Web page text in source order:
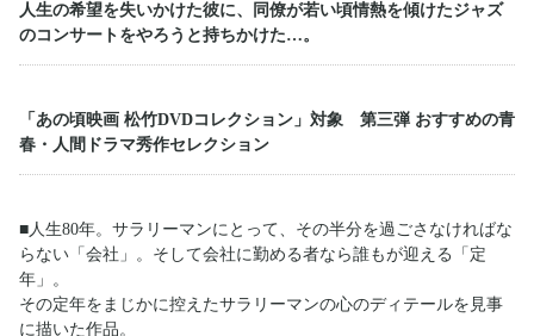
人生の希望を失いかけた彼に、同僚が若い頃情熱を傾けたジャズ
のコンサートをやろうと持ちかけた…。
「あの頃映画 松竹DVDコレクション」対象 第三弾 おすすめの青
春・人間ドラマ秀作セレクション
■人生80年。サラリーマンにとって、その半分を過ごさなければな
らない「会社」。そして会社に勤める者なら誰もが迎える「定
年」。
その定年をまじかに控えたサラリーマンの心のディテールを見事
に描いた作品。